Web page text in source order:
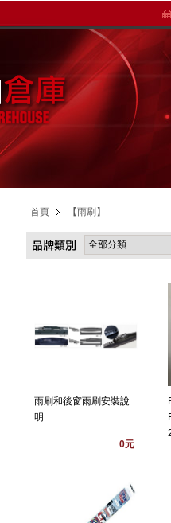
首頁 【雨刷】
雨刷和後窗雨刷安裝說
明
0元